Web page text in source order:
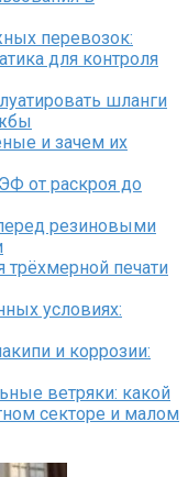
перевозок:
для контроля
шланги
и зачем их
от раскроя до
резиновыми
трёхмерной печати
условиях:
и коррозии:
ветряки: какой
секторе и малом